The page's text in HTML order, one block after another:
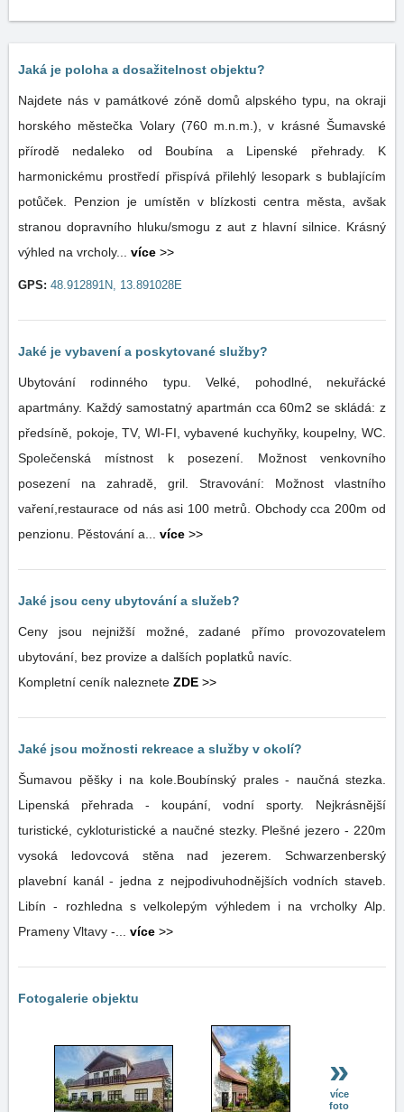
Jaká je poloha a dosažitelnost objektu?
Najdete nás v památkové zóně domů alpského typu, na okraji
horského městečka Volary (760 m.n.m.), v krásné Šumavské
přírodě nedaleko od Boubína a Lipenské přehrady. K
harmonickému prostředí přispívá přilehlý lesopark s bublajícím
potůček. Penzion je umístěn v blízkosti centra města, avšak
stranou dopravního hluku/smogu z aut z hlavní silnice. Krásný
výhled na vrcholy... více >>
GPS: 48.912891N, 13.891028E
Jaké je vybavení a poskytované služby?
Ubytování rodinného typu. Velké, pohodlné, nekuřácké
apartmány. Každý samostatný apartmán cca 60m2 se skládá: z
předsíně, pokoje, TV, WI-FI, vybavené kuchyňky, koupelny, WC.
Společenská místnost k posezení. Možnost venkovního
posezení na zahradě, gril. Stravování: Možnost vlastního
vaření,restaurace od nás asi 100 metrů. Obchody cca 200m od
penzionu. Pěstování a... více >>
Jaké jsou ceny ubytování a služeb?
Ceny jsou nejnižší možné, zadané přímo provozovatelem
ubytování, bez provize a dalších poplatků navíc.
Kompletní ceník naleznete ZDE >>
Jaké jsou možnosti rekreace a služby v okolí?
Šumavou pěšky i na kole.Boubínský prales - naučná stezka.
Lipenská přehrada - koupání, vodní sporty. Nejkrásnější
turistické, cykloturistické a naučné stezky. Plešné jezero - 220m
vysoká ledovcová stěna nad jezerem. Schwarzenberský
plavební kanál - jedna z nejpodivuhodnějších vodních staveb.
Libín - rozhledna s velkolepým výhledem i na vrcholky Alp.
Prameny Vltavy -... více >>
Fotogalerie objektu
»
více
foto